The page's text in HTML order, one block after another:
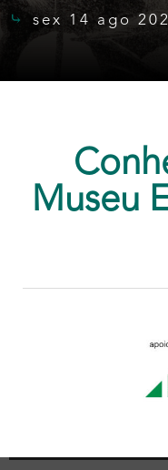
sex 14 ago
Museu